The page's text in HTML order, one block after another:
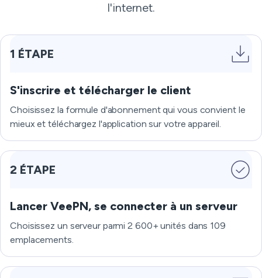
l'internet.
1 ÉTAPE
S'inscrire et télécharger le client
Choisissez la formule d'abonnement qui vous convient le
mieux et téléchargez l'application sur votre appareil.
2 ÉTAPE
Lancer VeePN, se connecter à un serveur
Choisissez un serveur parmi 2 600+ unités dans 109
emplacements.